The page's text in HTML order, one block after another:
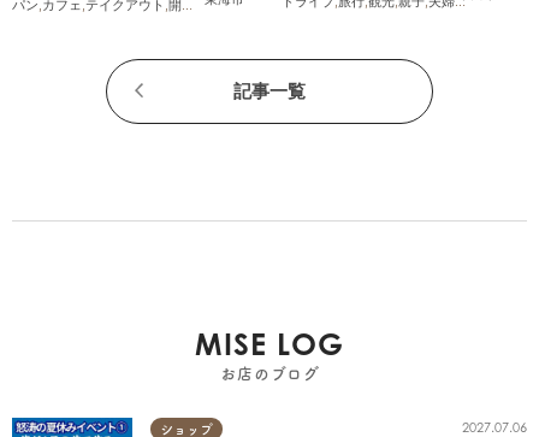
オープン
パン,カフェ,テイクアウト ,開店 専門店, まちネタ ,親子,夫婦,家族,カップル,おひとりさま
記事一覧
MISE LOG
お店のブログ
ショップ 2027.07.06